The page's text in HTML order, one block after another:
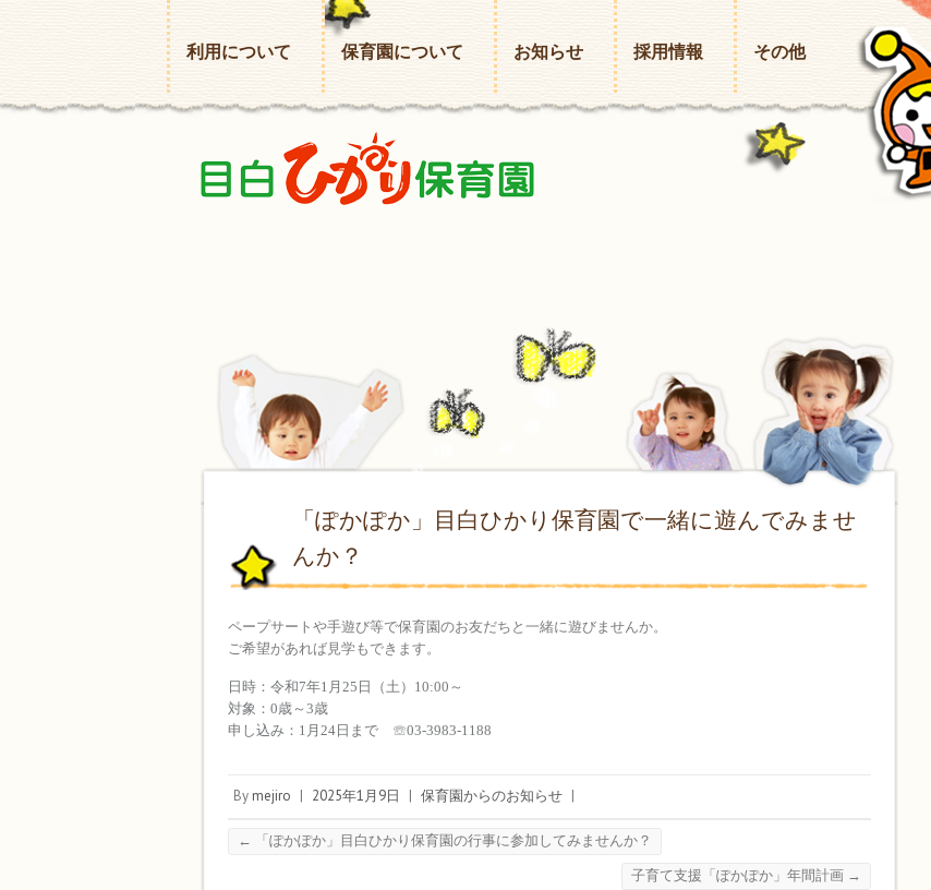
利用について 保育園について お知らせ 採用情報 その他
「ぽかぽか」目白ひかり保育園で一緒に遊んでみませ
んか？
ペープサートや手遊び等で保育園のお友だちと一緒に遊びませんか。
ご希望があれば見学もできます。
日時：令和7年1月25日（土）10:00～
対象：0歳～3歳
申し込み：1月24日まで ☏03-3983-1188
By mejiro | 2025年1月9日 | 保育園からのお知らせ |
←
「ぽかぽか」目白ひかり保育園の行事に参加してみませんか？
子育て支援「ぽかぽか」年間計画 →